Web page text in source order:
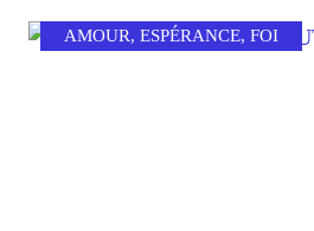
AMOUR, ESPÉRANCE, FOI